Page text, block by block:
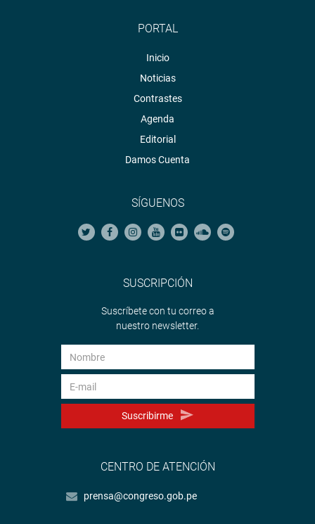
PORTAL
Inicio
Noticias
Contrastes
Agenda
Editorial
Damos Cuenta
SÍGUENOS
SUSCRIPCIÓN
Suscríbete con tu correo a
nuestro newsletter.
Suscribirme
CENTRO DE ATENCIÓN
prensa@congreso.gob.pe